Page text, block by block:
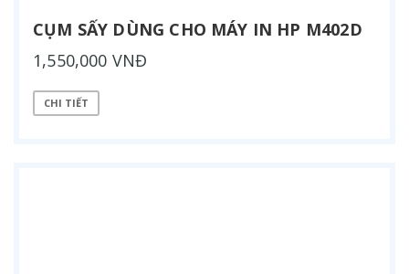
CỤM SẤY DÙNG CHO MÁY IN HP M402D
1,550,000 VNĐ
CHI TIẾT